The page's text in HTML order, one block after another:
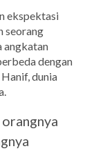
ekspektasi
seorang
angkatan
dengan
dunia